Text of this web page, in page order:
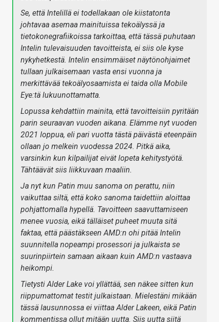
Se, että Intelillä ei todellakaan ole kiistatonta
johtavaa asemaa mainituissa tekoälyssä ja
tietokonegrafiikoissa tarkoittaa, että tässä puhutaan
Intelin tulevaisuuden tavoitteista, ei siis ole kyse
nykyhetkestä. Intelin ensimmäiset näytönohjaimet
tullaan julkaisemaan vasta ensi vuonna ja
merkittävää tekoälyosaamista ei taida olla Mobile
Eye:tä lukuunottamatta.
Lopussa kehdattiin mainita, että tavoitteisiin pyritään
parin seuraavan vuoden aikana. Elämme nyt vuoden
2021 loppua, eli pari vuotta tästä päivästä eteenpäin
ollaan jo melkein vuodessa 2024. Pitkä aika,
varsinkin kun kilpailijat eivät lopeta kehitystyötä.
Tähtäävät siis liikkuvaan maaliin.
Ja nyt kun Patin muu sanoma on perattu, niin
vaikuttaa siltä, että koko sanoma taidettiin aloittaa
pohjattomalla hypellä. Tavoitteen saavuttamiseen
menee vuosia, eikä tälläiset puheet muuta sitä
faktaa, että päästäkseen AMD:n ohi pitää Intelin
suunnitella nopeampi prosessori ja julkaista se
suurinpiirtein samaan aikaan kuin AMD:n vastaava
heikompi.
Tietysti Alder Lake voi yllättää, sen näkee sitten kun
riippumattomat testit julkaistaan. Mielestäni mikään
tässä lausunnossa ei viittaa Alder Lakeen, eikä Patin
kommentissa ollut mitään uutta. Siis uutta siitä